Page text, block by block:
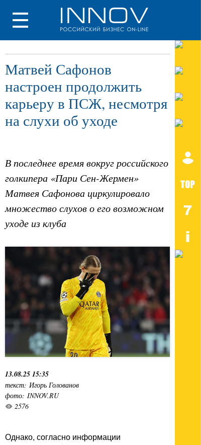
Матвей Сафонов
настроен продолжить
карьеру в ПСЖ, несмотря
на слухи об уходе
В последнее время вокруг российского
голкипера «Пари Сен-Жермен»
Матвея Сафонова циркулировало
множество слухов о его возможном
уходе из клуба
13.08.25 15:35
текст: Игорь Голованов
фото: INNOV.RU
2576
Однако, согласно информации